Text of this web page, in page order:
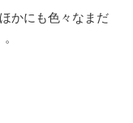
かにも色々なまだ